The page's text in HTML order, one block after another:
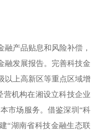
产品贴息和风险补偿，
融发展报告。完善科技金
以上高新区等重点区域增
营机构在湘设立科技企业
市场服务。借鉴深圳“科
“湖南省科技金融生态联